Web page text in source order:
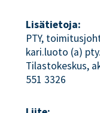
Lisätietoja:
PTY,
kari.luoto (a)
Tilastokeskus,
551 3326